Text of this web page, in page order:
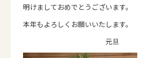
明けましておめでとうございます。
本年もよろしくお願いいたします。
元旦